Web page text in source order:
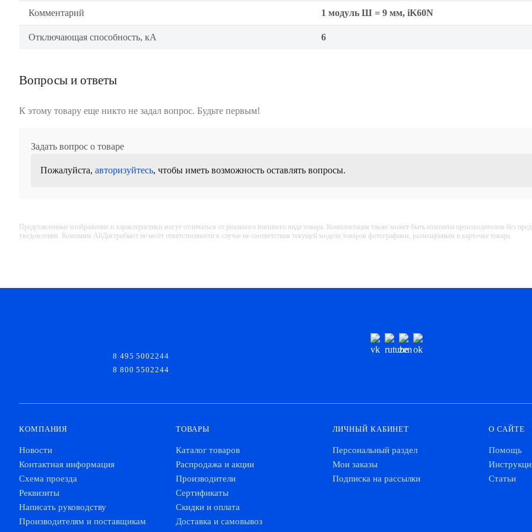
Комментарий 1 модуль Ш = 9 мм, iK60N
Отключающая способность, кА 6
Вопросы и ответы
К этому товару еще никто не задал вопрос. Будьте первым!
Задать вопрос о товаре
Пожалуйста, авторизуйтесь, чтобы иметь возможность оставлять вопросы.
Представленные изображения и характеристики могут отличаться от реального внешнего вида товара. Комплектация также может быть изменена производителем без
уведомления. Компания АйДистрибьют не несёт ответственности в случае не соответствия текущей модели товаров фотографиям, размещённым в карточке товара.
8 495 5002244
8 800 5502244
КОМПАНИЯ
Новости
Контактная информация
Схема проезда
Реквизиты
Написать руководству
Производителям и поставщикам
ТОВАРЫ
Каталог товаров
Распродажа и акции
Производители
Сертификаты
Скидки и оплата
Доставка и самовывоз
ЛИЧНЫЙ КАБИНЕТ
Персональный раздел
Мои заказы
Подписка на рассылки
О САЙТЕ
Помощь
Статьи